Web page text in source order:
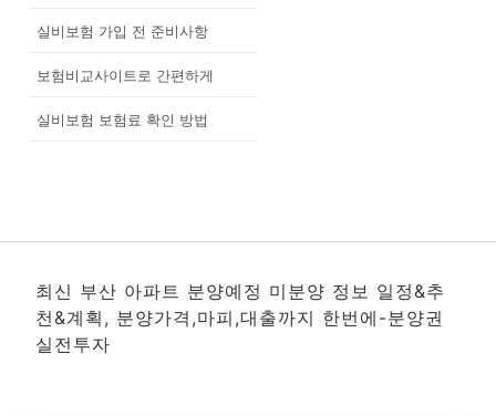
실비보험 가입 전 준비사항
보험비교사이트로 간편하게
실비보험 보험료 확인 방법
최신 부산 아파트 분양예정 미분양 정보 일정&추
천&계획, 분양가격,마피,대출까지 한번에-분양권
실전투자